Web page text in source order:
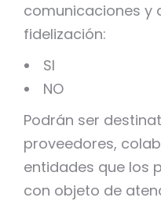
comunicaciones y
fidelización:
SI
NO
Podrán ser
proveedores,
entidades que los
con objeto de